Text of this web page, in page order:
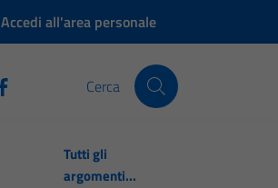
Accedi all'area personale
Cerca
Tutti gli
argomenti...